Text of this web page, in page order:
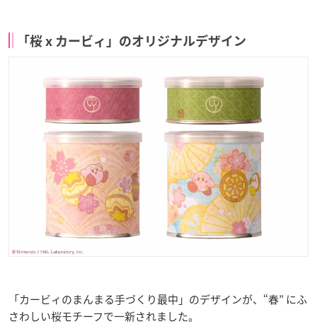
「桜 x カービィ」のオリジナルデザイン
「カービィのまんまる手づくり最中」のデザインが、“春” にふ
さわしい桜モチーフで一新されました。